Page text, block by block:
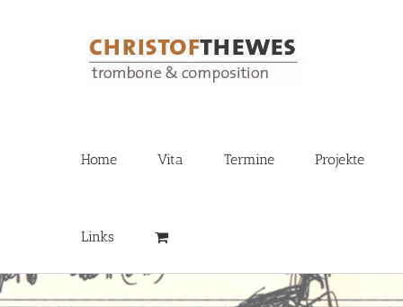
Home Vita Termine Projekte
Links